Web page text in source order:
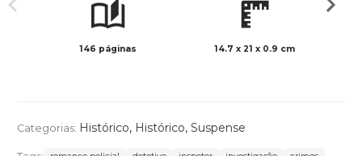
146 páginas 14.7 x 21 x 0.9 cm
Categorias: Histórico, Histórico, Suspense